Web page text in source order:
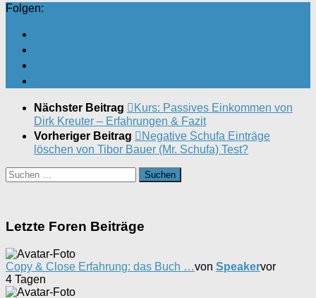
Folgen:
Nächster Beitrag
Kurs: Passives Einkommen von
Dirk Kreuter – Erfahrungen & Fazit
Vorheriger Beitrag
Negative Schufa Einträge
löschen von Tibor Bauer (Mr. Schufa) Test?
Suchen
nach:
Letzte Foren Beiträge
Copy & Close Erfahrung: das Buch …von Speakervor
4 Tagen